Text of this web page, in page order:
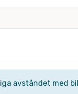
avståndet med